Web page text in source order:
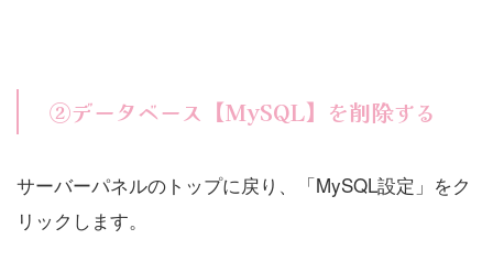
②データベース【MySQL】を削除する
サーバーパネルのトップに戻り、「MySQL設定」をク
リックします。